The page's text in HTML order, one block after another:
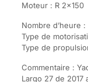
Moteur : R 2×150
Nombre d’heure
Type de
Type de
Commentaire :
Largo 27 de 2017